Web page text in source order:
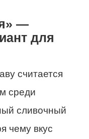
—
для
считается
среди
сливочный
чему вкус